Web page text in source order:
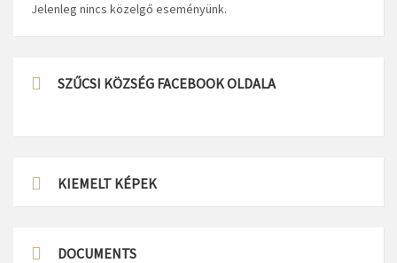
Jelenleg nincs közelgő eseményünk.
SZŰCSI KÖZSÉG FACEBOOK OLDALA
KIEMELT KÉPEK
DOCUMENTS